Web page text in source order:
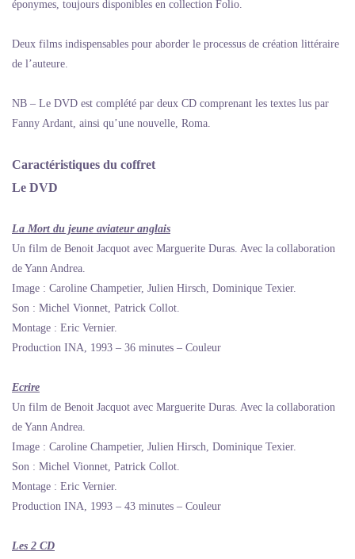
éponymes, toujours disponibles en collection Folio.
Deux films indispensables pour aborder le processus de création littéraire
de l’auteure.
NB – Le DVD est complété par deux CD comprenant les textes lus par
Fanny Ardant, ainsi qu’une nouvelle, Roma.
Caractéristiques du coffret
Le DVD
La Mort du jeune aviateur anglais
Un film de Benoit Jacquot avec Marguerite Duras. Avec la collaboration
de Yann Andrea.
Image : Caroline Champetier, Julien Hirsch, Dominique Texier.
Son : Michel Vionnet, Patrick Collot.
Montage : Eric Vernier.
Production INA, 1993 – 36 minutes – Couleur
Ecrire
Un film de Benoit Jacquot avec Marguerite Duras. Avec la collaboration
de Yann Andrea.
Image : Caroline Champetier, Julien Hirsch, Dominique Texier.
Son : Michel Vionnet, Patrick Collot.
Montage : Eric Vernier.
Production INA, 1993 – 43 minutes – Couleur
Les 2 CD